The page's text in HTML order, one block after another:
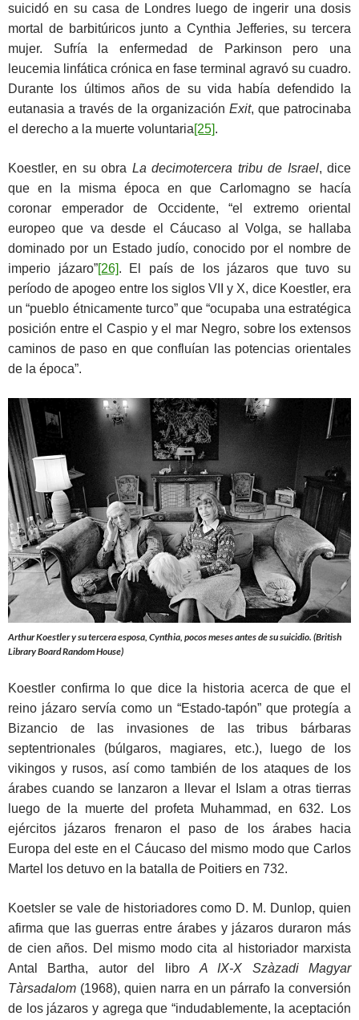
suicidó en su casa de Londres luego de ingerir una dosis
mortal de barbitúricos junto a Cynthia Jefferies, su tercera
mujer. Sufría la enfermedad de Parkinson pero una
leucemia linfática crónica en fase terminal agravó su cuadro.
Durante los últimos años de su vida había defendido la
eutanasia a través de la organización Exit, que patrocinaba
el derecho a la muerte voluntaria[25].
Koestler, en su obra La decimotercera tribu de Israel, dice
que en la misma época en que Carlomagno se hacía
coronar emperador de Occidente, “el extremo oriental
europeo que va desde el Cáucaso al Volga, se hallaba
dominado por un Estado judío, conocido por el nombre de
imperio jázaro”[26]. El país de los jázaros que tuvo su
período de apogeo entre los siglos VII y X, dice Koestler, era
un “pueblo étnicamente turco” que “ocupaba una estratégica
posición entre el Caspio y el mar Negro, sobre los extensos
caminos de paso en que confluían las potencias orientales
de la época”.
Arthur Koestler y su tercera esposa, Cynthia, pocos meses antes de su suicidio. (British
Library Board Random House)
Koestler confirma lo que dice la historia acerca de que el
reino jázaro servía como un “Estado-tapón” que protegía a
Bizancio de las invasiones de las tribus bárbaras
septentrionales (búlgaros, magiares, etc.), luego de los
vikingos y rusos, así como también de los ataques de los
árabes cuando se lanzaron a llevar el Islam a otras tierras
luego de la muerte del profeta Muhammad, en 632. Los
ejércitos jázaros frenaron el paso de los árabes hacia
Europa del este en el Cáucaso del mismo modo que Carlos
Martel los detuvo en la batalla de Poitiers en 732.
Koetsler se vale de historiadores como D. M. Dunlop, quien
afirma que las guerras entre árabes y jázaros duraron más
de cien años. Del mismo modo cita al historiador marxista
Antal Bartha, autor del libro A IX-X Szàzadi Magyar
Tàrsadalom (1968), quien narra en un párrafo la conversión
de los jázaros y agrega que “indudablemente, la aceptación